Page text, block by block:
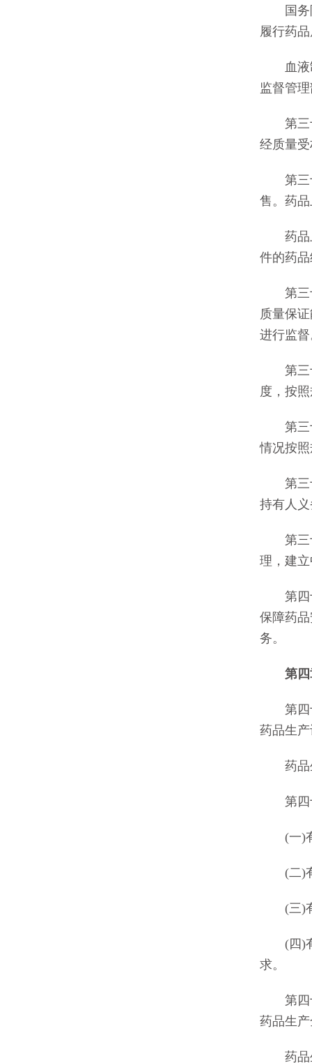
国务院
履行药
血液制
监督管
第三十
经质量
第三十
售。药
药品上
件的药
第三十
质量保
进行监
第三十
度，按
第三十
情况按
第三十
持有人
第三十
理，建
第四十
保障药
务。
第
第四十
药品生
药品生
第四十
(一)有
(二)有
(三)有
(四)有
求。
第四十
药品生
药品生